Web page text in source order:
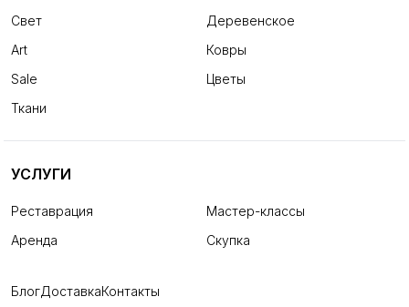
Свет
Деревенское
Art
Ковры
Sale
Цветы
Ткани
УСЛУГИ
Реставрация
Мастер-классы
Аренда
Скупка
БлогДоставкаКонтакты